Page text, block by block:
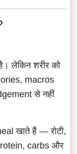
लेकिन शरीर को
macros
से नहीं
खाते हैं — रोटी,
carbs और